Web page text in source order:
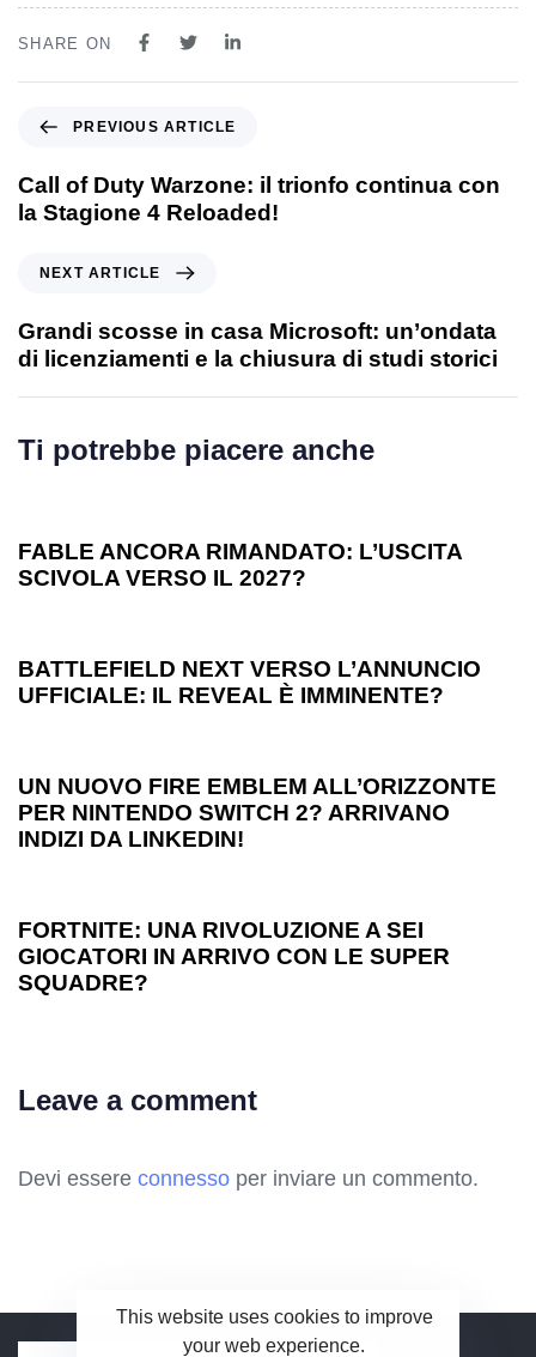
SHARE ON
PREVIOUS ARTICLE
Call of Duty Warzone: il trionfo continua con
la Stagione 4 Reloaded!
NEXT ARTICLE
Grandi scosse in casa Microsoft: un’ondata
di licenziamenti e la chiusura di studi storici
Ti potrebbe piacere anche
FABLE ANCORA RIMANDATO: L’USCITA
SCIVOLA VERSO IL 2027?
BATTLEFIELD NEXT VERSO L’ANNUNCIO
UFFICIALE: IL REVEAL È IMMINENTE?
UN NUOVO FIRE EMBLEM ALL’ORIZZONTE
PER NINTENDO SWITCH 2? ARRIVANO
INDIZI DA LINKEDIN!
FORTNITE: UNA RIVOLUZIONE A SEI
GIOCATORI IN ARRIVO CON LE SUPER
SQUADRE?
Leave a comment
Devi essere connesso per inviare un commento.
This website uses cookies to improve
your web experience.